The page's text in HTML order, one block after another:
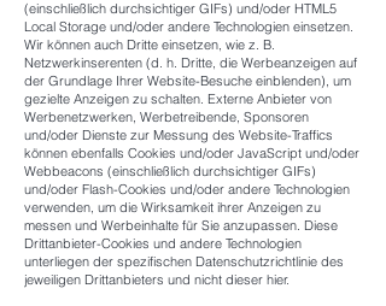
(einschließlich durchsichtiger GIFs) und/oder HTML5
Local Storage und/oder andere Technologien einsetzen.
Wir können auch Dritte einsetzen, wie z. B.
Netzwerkinserenten (d. h. Dritte, die Werbeanzeigen auf
der Grundlage Ihrer Website-Besuche einblenden), um
gezielte Anzeigen zu schalten. Externe Anbieter von
Werbenetzwerken, Werbetreibende, Sponsoren
und/oder Dienste zur Messung des Website-Traffics
können ebenfalls Cookies und/oder JavaScript und/oder
Webbeacons (einschließlich durchsichtiger GIFs)
und/oder Flash-Cookies und/oder andere Technologien
verwenden, um die Wirksamkeit ihrer Anzeigen zu
messen und Werbeinhalte für Sie anzupassen. Diese
Drittanbieter-Cookies und andere Technologien
unterliegen der spezifischen Datenschutzrichtlinie des
jeweiligen Drittanbieters und nicht dieser hier.